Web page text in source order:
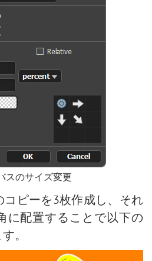
スのサイズ変更
コピーを3枚作成し、それ
に配置することで以下の
。